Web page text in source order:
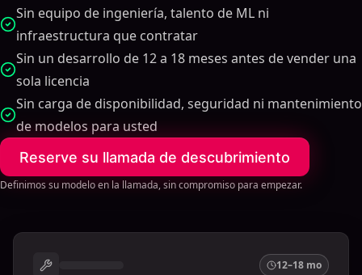
Sin equipo de ingeniería, talento de ML ni
infraestructura que contratar
Sin un desarrollo de 12 a 18 meses antes de vender una
sola licencia
Sin carga de disponibilidad, seguridad ni mantenimiento
de modelos para usted
Reserve su llamada de descubrimiento
Definimos su modelo en la llamada, sin compromiso para empezar.
12–18 mo